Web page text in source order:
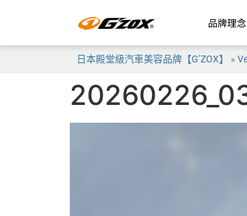
品牌理念
日本殿堂級汽車美容品牌【G’ZOX】 »